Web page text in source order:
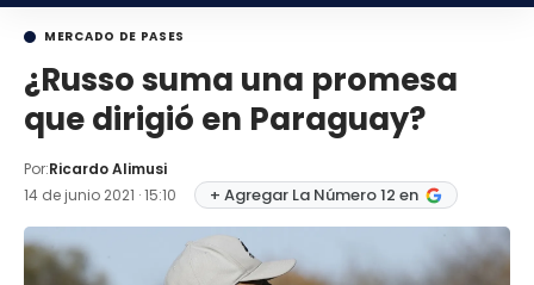
MERCADO DE PASES
¿Russo suma una promesa
que dirigió en Paraguay?
Por:Ricardo Alimusi
14 de junio 2021 · 15:10
+ Agregar La Número 12 en